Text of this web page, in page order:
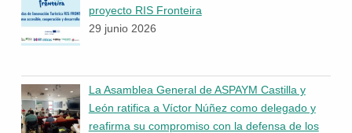
proyecto RIS Fronteira
29 junio 2026
La Asamblea General de ASPAYM Castilla y
León ratifica a Víctor Núñez como delegado y
reafirma su compromiso con la defensa de los